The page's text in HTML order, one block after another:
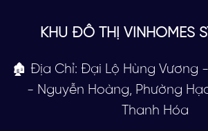
KHU ĐÔ THỊ VINHOMES
🏚 Địa Chỉ: Đại Lộ Hùng Vương
- Nguyễn Hoàng, Phường
Thanh Hóa